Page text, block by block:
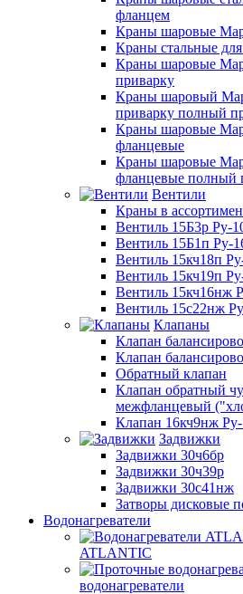
фланцем
Краны шаровые
Краны стальные
Краны шаровые
приварку
Краны шаровый
приварку полный
Краны шаровые
фланцевые
Краны шаровые
фланцевые полный
Вентили
Краны в
Вентиль 15Б3р Ру-
Вентиль 15Б1п Ру-
Вентиль 15кч18п
Вентиль 15кч19п
Вентиль 15кч16нж
Вентиль 15с22нж
Клапаны
Клапан
Клапан
Обратный клапан
Клапан обратный
межфланцевый
Клапан 16кч9нж
Задвижки
Задвижки 30ч6бр
Задвижки 30ч39р
Задвижки 30с41нж
Затворы дисковые
Водонагреватели
ATLANTIC
водонагреватели